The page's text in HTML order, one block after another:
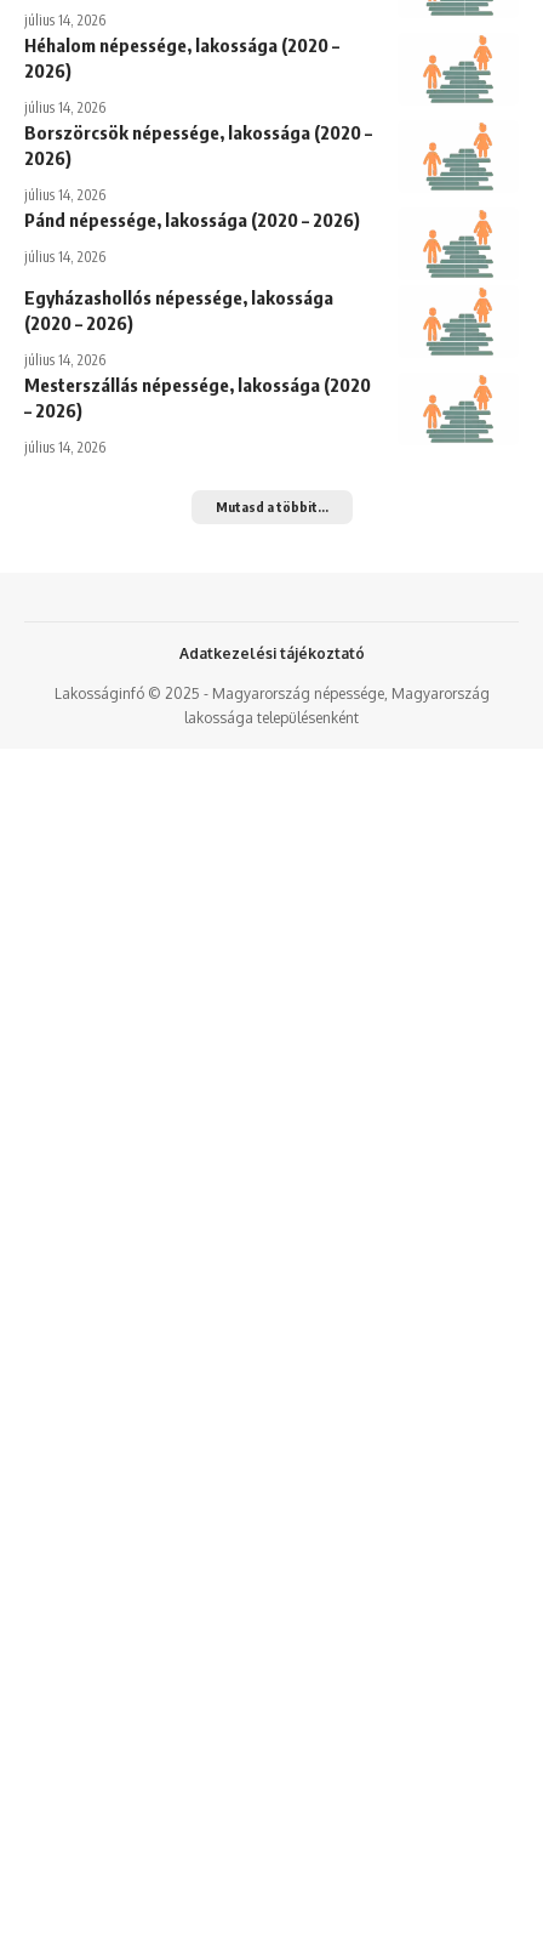
július 14, 2026
Héhalom népessége, lakossága (2020 –
2026)
július 14, 2026
Borszörcsök népessége, lakossága (2020 –
2026)
július 14, 2026
Pánd népessége, lakossága (2020 – 2026)
július 14, 2026
Egyházashollós népessége, lakossága
(2020 – 2026)
július 14, 2026
Mesterszállás népessége, lakossága (2020
– 2026)
július 14, 2026
Mutasd a többit...
Lakosságinfó © 2025 - Magyarország népessége, Magyarország
lakossága településenként
Adatkezelési tájékoztató